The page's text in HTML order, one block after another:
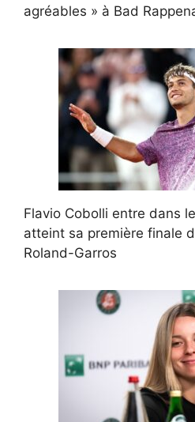
agréables » à Bad
Flavio Cobolli entre dans
atteint sa première finale
Roland-Garros